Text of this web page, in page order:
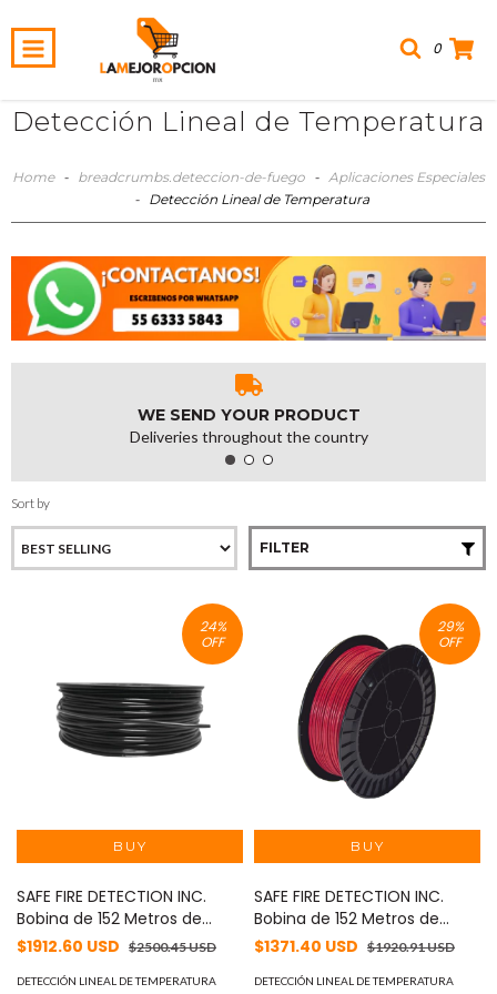
0
Detección Lineal de Temperatura
Home - breadcrumbs.deteccion-de-fuego - Aplicaciones Especiales
-
Detección Lineal de Temperatura
WE SEND YOUR PRODUCT
Deliveries throughout the country
Sort by
FILTER
24%
OFF
SAFE FIRE DETECTION INC.
Bobina de 152 Metros de
Cable Detector de Calor,
Recubrimiento de Nylon
$1912.60 USD $2500.45 USD
DETECCIÓN LINEAL DE TEMPERATURA
29%
OFF
SAFE FIRE DETECTION INC.
Bobina de 152 Metros de
Cable Detector de Calor,
Celsius, Recubrimiento de
$1371.40 USD $1920.91 USD
DETECCIÓN LINEAL DE TEMPERATURA